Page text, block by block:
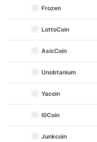
Frozen
LottoCoin
AsicCoin
Unobtanium
Yacoin
I0Coin
Junkcoin